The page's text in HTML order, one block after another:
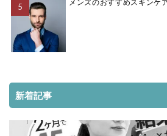
メンズのおすすめスキンケ
新着記事